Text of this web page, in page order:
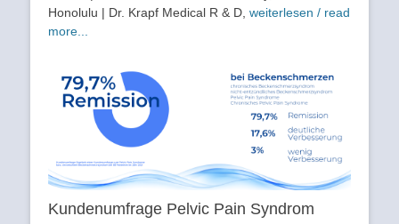
Honolulu | Dr. Krapf Medical R & D, weiterlesen / read
more...
Kundenumfrage Pelvic Pain Syndrom